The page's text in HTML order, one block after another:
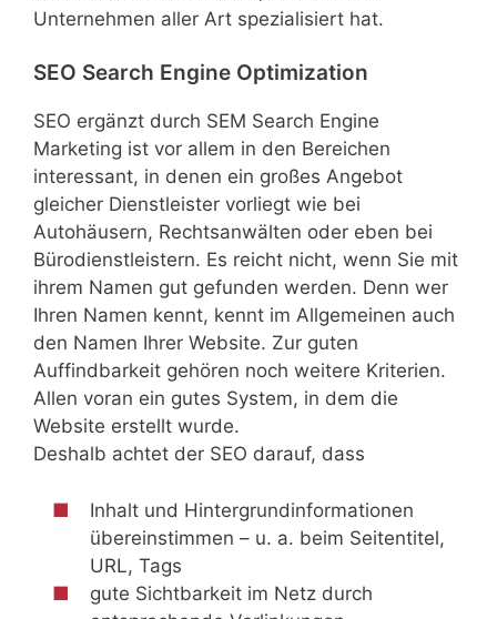
Unternehmen aller Art spezialisiert hat.
SEO Search Engine Optimization
SEO ergänzt durch SEM Search Engine
Marketing ist vor allem in den Bereichen
interessant, in denen ein großes Angebot
gleicher Dienstleister vorliegt wie bei
Autohäusern, Rechtsanwälten oder eben bei
Bürodienstleistern. Es reicht nicht, wenn Sie mit
ihrem Namen gut gefunden werden. Denn wer
Ihren Namen kennt, kennt im Allgemeinen auch
den Namen Ihrer Website. Zur guten
Auffindbarkeit gehören noch weitere Kriterien.
Allen voran ein gutes System, in dem die
Website erstellt wurde.
Deshalb achtet der SEO darauf, dass
Inhalt und Hintergrundinformationen
übereinstimmen – u. a. beim Seitentitel,
URL, Tags
gute Sichtbarkeit im Netz durch